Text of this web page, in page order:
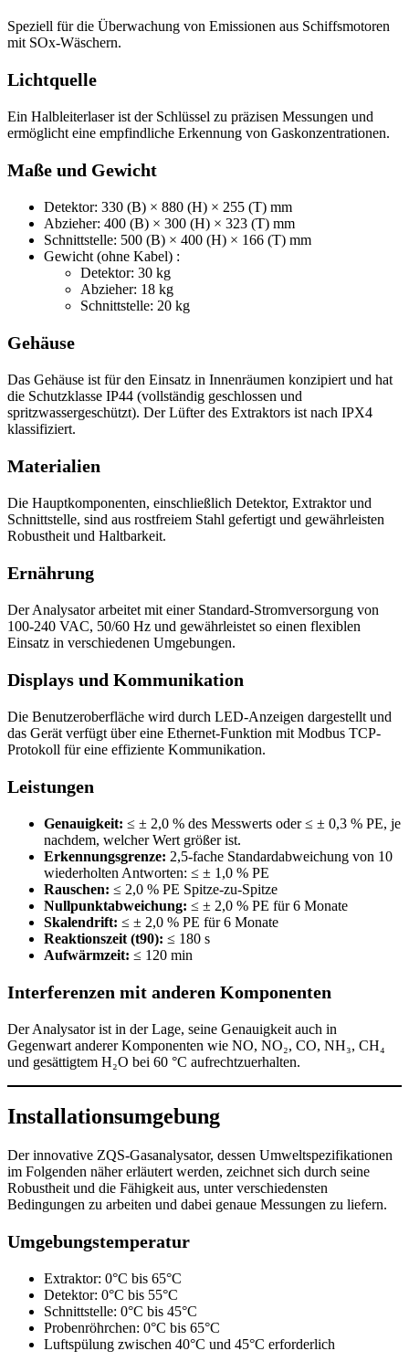
Speziell für die Überwachung von Emissionen aus Schiffsmotoren
mit SOx-Wäschern.
Lichtquelle
Ein Halbleiterlaser ist der Schlüssel zu präzisen Messungen und
ermöglicht eine empfindliche Erkennung von Gaskonzentrationen.
Maße und Gewicht
Detektor: 330 (B) × 880 (H) × 255 (T) mm
Abzieher: 400 (B) × 300 (H) × 323 (T) mm
Schnittstelle: 500 (B) × 400 (H) × 166 (T) mm
Gewicht (ohne Kabel) :
Detektor: 30 kg
Abzieher: 18 kg
Schnittstelle: 20 kg
Gehäuse
Das Gehäuse ist für den Einsatz in Innenräumen konzipiert und hat
die Schutzklasse IP44 (vollständig geschlossen und
spritzwassergeschützt). Der Lüfter des Extraktors ist nach IPX4
klassifiziert.
Materialien
Die Hauptkomponenten, einschließlich Detektor, Extraktor und
Schnittstelle, sind aus rostfreiem Stahl gefertigt und gewährleisten
Robustheit und Haltbarkeit.
Ernährung
Der Analysator arbeitet mit einer Standard-Stromversorgung von
100-240 VAC, 50/60 Hz und gewährleistet so einen flexiblen
Einsatz in verschiedenen Umgebungen.
Displays und Kommunikation
Die Benutzeroberfläche wird durch LED-Anzeigen dargestellt und
das Gerät verfügt über eine Ethernet-Funktion mit Modbus TCP-
Protokoll für eine effiziente Kommunikation.
Leistungen
Genauigkeit: ≤ ± 2,0 % des Messwerts oder ≤ ± 0,3 % PE, je
nachdem, welcher Wert größer ist.
Erkennungsgrenze: 2,5-fache Standardabweichung von 10
wiederholten Antworten: ≤ ± 1,0 % PE
Rauschen: ≤ 2,0 % PE Spitze-zu-Spitze
Nullpunktabweichung: ≤ ± 2,0 % PE für 6 Monate
Skalendrift: ≤ ± 2,0 % PE für 6 Monate
Reaktionszeit (t90): ≤ 180 s
Aufwärmzeit: ≤ 120 min
Interferenzen mit anderen Komponenten
Der Analysator ist in der Lage, seine Genauigkeit auch in
Gegenwart anderer Komponenten wie NO, NO₂, CO, NH₃, CH₄
und gesättigtem H₂O bei 60 °C aufrechtzuerhalten.
Installationsumgebung
Der innovative ZQS-Gasanalysator, dessen Umweltspezifikationen
im Folgenden näher erläutert werden, zeichnet sich durch seine
Robustheit und die Fähigkeit aus, unter verschiedensten
Bedingungen zu arbeiten und dabei genaue Messungen zu liefern.
Umgebungstemperatur
Extraktor: 0°C bis 65°C
Detektor: 0°C bis 55°C
Schnittstelle: 0°C bis 45°C
Probenröhrchen: 0°C bis 65°C
Luftspülung zwischen 40°C und 45°C erforderlich